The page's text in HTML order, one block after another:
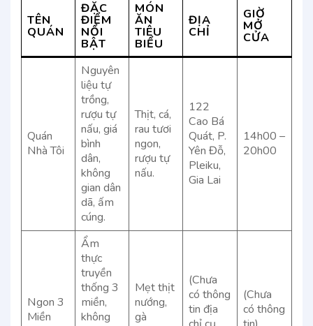
TÊN
QUÁN
ĐẶC
ĐIỂM
NỔI
BẬT
MÓN
ĂN
TIÊU
BIỂU
ĐỊA
CHỈ
GIỜ
MỞ
CỬA
Quán
Nhà Tôi
Nguyên
liệu tự
trồng,
rượu tự
nấu, giá
bình
dân,
không
gian dân
dã, ấm
cúng.
Thịt, cá,
rau tươi
ngon,
rượu tự
nấu.
122
Cao Bá
Quát, P.
Yên Đỗ,
Pleiku,
Gia Lai
14h00 –
20h00
Ngon 3
Miền
Ẩm
thực
truyền
thống 3
miền,
không
Mẹt thịt
nướng,
gà
(Chưa
có thông
tin địa
(Chưa
có thông